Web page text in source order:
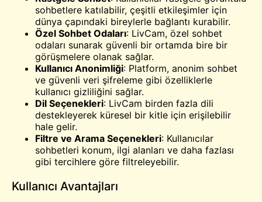
sohbetlere katılabilir, çeşitli etkileşimler için
dünya çapındaki bireylerle bağlantı kurabilir.
Özel Sohbet Odaları: LivCam, özel sohbet
odaları sunarak güvenli bir ortamda bire bir
görüşmelere olanak sağlar.
Kullanıcı Anonimliği: Platform, anonim sohbet
ve güvenli veri şifreleme gibi özelliklerle
kullanıcı gizliliğini sağlar.
Dil Seçenekleri: LivCam birden fazla dili
destekleyerek küresel bir kitle için erişilebilir
hale gelir.
Filtre ve Arama Seçenekleri: Kullanıcılar
sohbetleri konum, ilgi alanları ve daha fazlası
gibi tercihlere göre filtreleyebilir.
Kullanıcı Avantajları